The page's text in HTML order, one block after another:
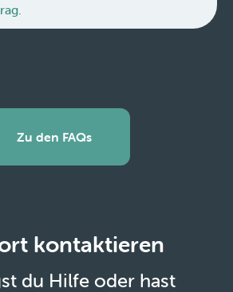
Zu den FAQs
kontaktieren
du Hilfe oder hast